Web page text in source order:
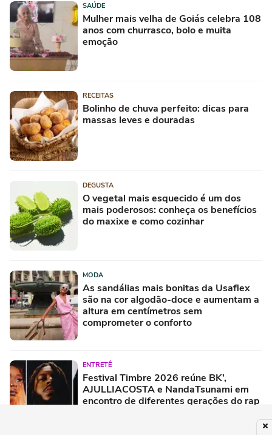
SAÚDE
Mulher mais velha de Goiás celebra 108
anos com churrasco, bolo e muita
emoção
RECEITAS
Bolinho de chuva perfeito: dicas para
massas leves e douradas
DEGUSTA
O vegetal mais esquecido é um dos
mais poderosos: conheça os benefícios
do maxixe e como cozinhar
MODA
As sandálias mais bonitas da Usaflex
são na cor algodão-doce e aumentam a
altura em centímetros sem
comprometer o conforto
ENTRETÊ
Festival Timbre 2026 reúne BK’,
AJULLIACOSTA e NandaTsunami em
encontro de diferentes gerações do rap